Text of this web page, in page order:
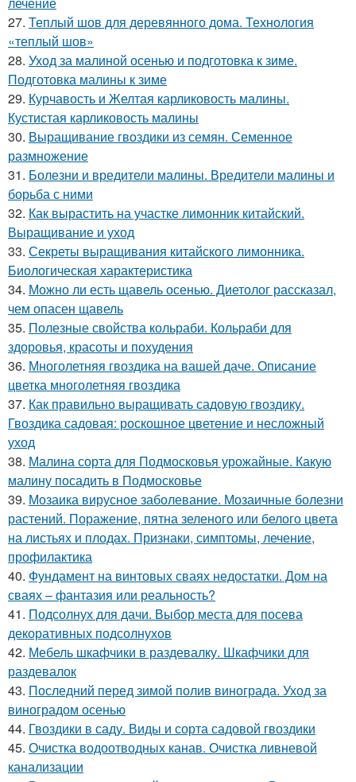
27. Теплый шов для деревянного дома. Технология
«теплый шов»
28. Уход за малиной осенью и подготовка к зиме.
Подготовка малины к зиме
29. Курчавость и Желтая карликовость малины.
Кустистая карликовость малины
30. Выращивание гвоздики из семян. Семенное
размножение
31. Болезни и вредители малины. Вредители малины и
борьба с ними
32. Как вырастить на участке лимонник китайский.
Выращивание и уход
33. Секреты выращивания китайского лимонника.
Биологическая характеристика
34. Можно ли есть щавель осенью. Диетолог рассказал,
чем опасен щавель
35. Полезные свойства кольраби. Кольраби для
здоровья, красоты и похудения
36. Многолетняя гвоздика на вашей даче. Описание
цветка многолетняя гвоздика
37. Как правильно выращивать садовую гвоздику.
Гвоздика садовая: роскошное цветение и несложный
уход
38. Малина сорта для Подмосковья урожайные. Какую
малину посадить в Подмосковье
39. Мозаика вирусное заболевание. Мозаичные болезни
растений. Поражение, пятна зеленого или белого цвета
на листьях и плодах. Признаки, симптомы, лечение,
профилактика
40. Фундамент на винтовых сваях недостатки. Дом на
сваях – фантазия или реальность?
41. Подсолнух для дачи. Выбор места для посева
декоративных подсолнухов
42. Мебель шкафчики в раздевалку. Шкафчики для
раздевалок
43. Последний перед зимой полив винограда. Уход за
виноградом осенью
44. Гвоздики в саду. Виды и сорта садовой гвоздики
45. Очистка водоотводных канав. Очистка ливневой
канализации